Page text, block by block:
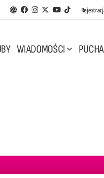
Aplikacja
Facebook
Instagram
Twitter
Youtube
TikTok
WIADOMOŚCI